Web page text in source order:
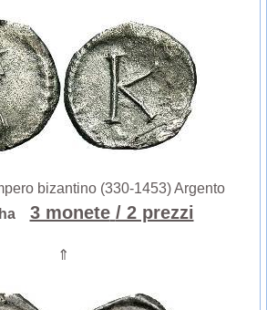
bizantino (330-1453) Argento
3 monete / 2 prezzi
⇑